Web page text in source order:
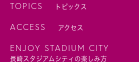
TOPICS トピックス
ACCESS アクセス
ENJOY STADIUM CITY
長崎スタジアムシティの楽しみ方